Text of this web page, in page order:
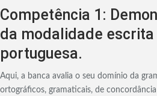
Competência 1:
da modalidade
portuguesa.
Aqui, a banca avalia o seu domínio da
ortográficos, gramaticais, de